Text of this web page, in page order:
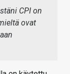
CPI on
ovat